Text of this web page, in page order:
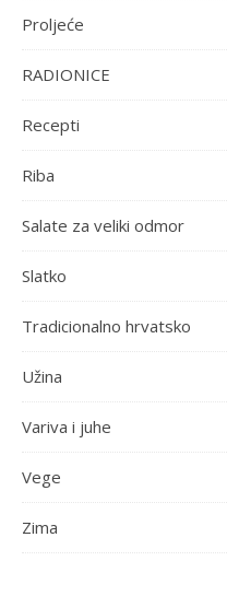
Proljeće
RADIONICE
Recepti
Riba
Salate za veliki odmor
Slatko
Tradicionalno hrvatsko
Užina
Variva i juhe
Vege
Zima